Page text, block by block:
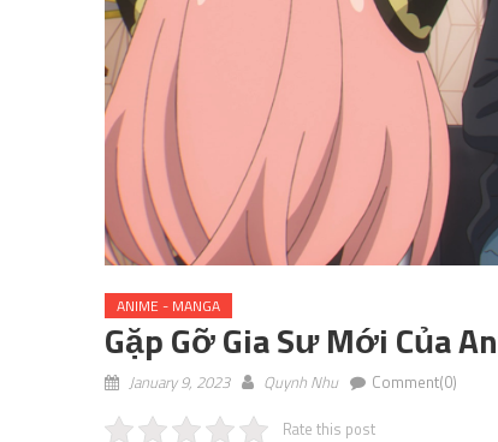
ANIME - MANGA
Gặp Gỡ Gia Sư Mới Của
January 9, 2023 Quynh Nhu Comment(0)
Rate this post